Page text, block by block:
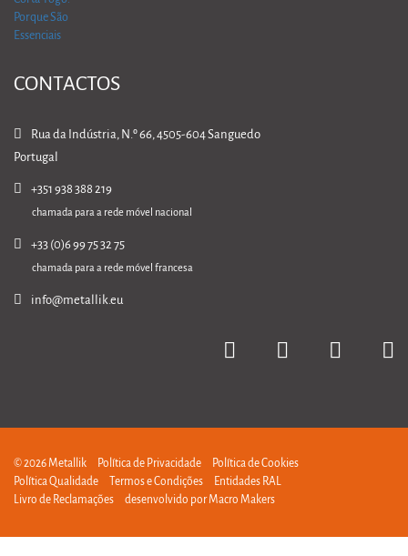
CONTACTOS
Rua da Indústria, N.º 66, 4505-604 Sanguedo
Portugal
+351 938 388 219
chamada para a rede móvel nacional
+33 (0)6 99 75 32 75
chamada para a rede móvel francesa
info@metallik.eu
© 2026 Metallik Política de Privacidade
Política de Cookies
Política Qualidade
Termos e Condições
Entidades RAL
Livro de Reclamações
desenvolvido porMacro Makers